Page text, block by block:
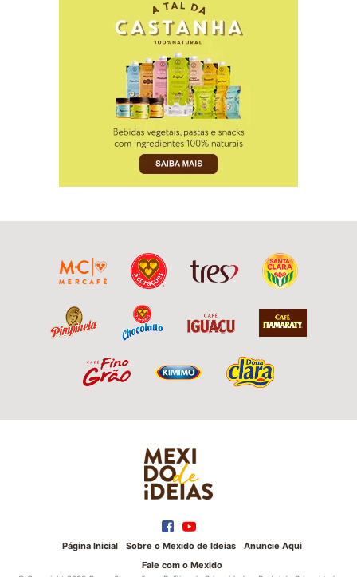
Página Inicial Sobre o Mexido de Ideias
Anuncie Aqui
Fale com o Mexido